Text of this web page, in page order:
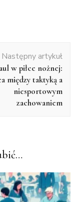
Następny artykuł
w piłce nożnej:
między taktyką a
niesportowym
zachowaniem